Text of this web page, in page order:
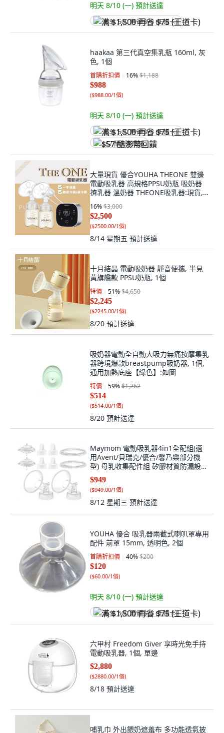
明天 8/10 (一) 預計送達
满 $1,500 再省 $75 (王道卡)
haakaa 第三代真空集乳瓶 160ml, 灰
色, 1個
首購折扣價 16%$1,188
$988
($988.00/1個)
明天 8/10 (一) 預計送達
满 $1,500 再省 $75 (王道卡)
$57 酷澎幣回饋
大量現貨 優合YOUHA THEONE 雙邊
電動吸乳器 高規格PPSU奶瓶 吸奶器
擠乳器 溫奶器 THEONE吸乳器:現貨, 1
16%$3,000
$2,500
($2500.00/1個)
8/14 星期五 預計送達
十月結晶 電動吸奶器 靜音便攜, 半見
黃旗艦款 PPSU奶瓶, 1個
特價 51%$4,650
$2,245
($2245.00/1個)
8/20 預計送達
吸奶器電動全自動大吸力無痛按摩集乳
器跨境爆款breastpump吸奶器, 1個,
通用加熱底座【綠色】:如圖
特價 59%$1,262
$514
($514.00/1個)
8/20 預計送達
Maymom 電動吸乳器4in1全配組(適
用Avent/貝瑞克/優合/馨乃樂部分機
型) 母乳收集配件組 矽膠材質防漏設計
輕鬆組裝方便攜帶, 喇叭罩17mm, 1套
$949
($949.00/1個)
8/12 星期三 預計送達
YOUHA 優合 吸乳器兩截式喇叭罩專用
配件 前罩 15mm, 透明色, 2個
首購折扣價 40%$200
$120
($60.00/1個)
明天 8/10 (一) 預計送達
满 $1,500 再省 $75 (王道卡)
六甲村 Freedom Giver 享時光免手持
電動吸乳器, 1個, 單邊
$2,880
($2880.00/1個)
8/18 預計送達
哺乳巾 外出餵奶遮羞布 多功能透氣披